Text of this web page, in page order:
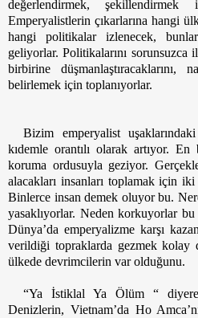
değerlendirmek,
Emperyalistlerin çıkarlarına hangi
hangi politikalar izlenecek,
geliyorlar. Politikalarını sorunsuzca
birbirine düşmanlaştıracaklarını,
belirlemek için toplanıyorlar.
Bizim emperyalist
kıdemle orantılı olarak artıyor.
koruma ordusuyla geziyor.
alacakları insanları toplamak için
Binlerce insan demek oluyor bu.
yasaklıyorlar. Neden korkuyorlar
Dünya’da emperyalizme karşı
verildiği topraklarda gezmek
ülkede devrimcilerin var olduğunu.
“Ya İstiklal Ya Ölüm “
Denizlerin, Vietnam’da Ho